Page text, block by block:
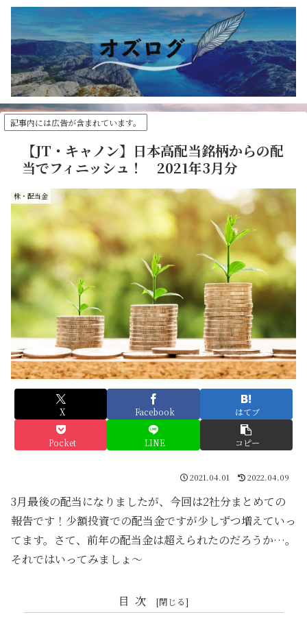
記事内には広告が含まれています。
【JT・キャノン】日本高配当銘柄からの配
当でフィニッシュ！ 2021年3月分
株・配当金
X Facebook はてブ
Pocket LINE コピー
2021.04.01 2022.04.09
3月最後の配当になりましたが、今回は2社分まとめての
報告です！少額投資での配当金ですが少しずつ増えていっ
てます。さて、前年の配当金は超えられたのだろうか…。
それではいってみましょ～
目次